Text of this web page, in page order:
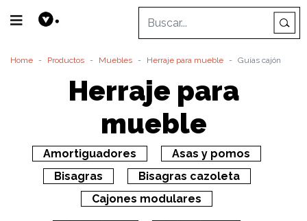
Home Productos Muebles Herraje para mueble Guías cajón
Herraje para
mueble
Amortiguadores
Asas y pomos
Bisagras
Bisagras cazoleta
Cajones modulares